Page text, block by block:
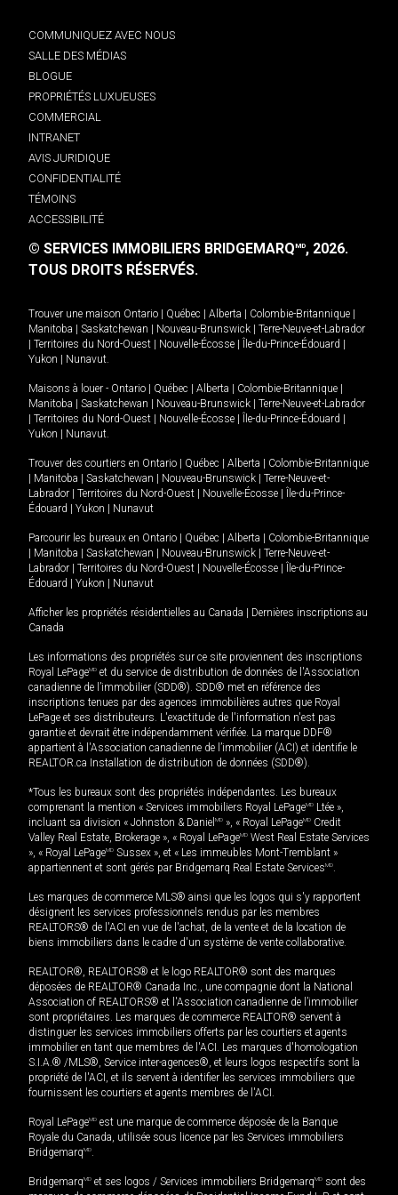
COMMUNIQUEZ AVEC NOUS
SALLE DES MÉDIAS
BLOGUE
PROPRIÉTÉS LUXUEUSES
COMMERCIAL
INTRANET
AVIS JURIDIQUE
CONFIDENTIALITÉ
TÉMOINS
ACCESSIBILITÉ
© SERVICES IMMOBILIERS BRIDGEMARQMD, 2026.
TOUS DROITS RÉSERVÉS.
Trouver une maison Ontario Québec Alberta Colombie-Britannique
Manitoba
Saskatchewan Nouveau-Brunswick
Terre-Neuve-et-Labrador
Territoires du Nord-Ouest Nouvelle-Écosse Île-du-Prince-Édouard
Yukon
Nunavut.
Maisons à louer - Ontario Québec Alberta Colombie-Britannique
Manitoba
Saskatchewan Nouveau-Brunswick
Terre-Neuve-et-Labrador
Territoires du Nord-Ouest Nouvelle-Écosse Île-du-Prince-Édouard
Yukon
Nunavut.
Trouver des courtiers en Ontario Québec Alberta
Colombie-Britannique
Manitoba Saskatchewan Nouveau-Brunswick
Terre-Neuve-et-
Labrador
Territoires du Nord-Ouest Nouvelle-Écosse
Île-du-Prince-
Édouard
Yukon Nunavut
Parcourir les bureaux en Ontario Québec Alberta
Colombie-Britannique
Manitoba Saskatchewan Nouveau-Brunswick
Terre-Neuve-et-
Labrador
Territoires du Nord-Ouest Nouvelle-Écosse
Île-du-Prince-
Édouard
Yukon Nunavut
Afficher les propriétés résidentielles au Canada
Dernières inscriptions au
Canada
Les informations des propriétés sur ce site proviennent des inscriptions
Royal LePageMD et du service de distribution de données de l'Association
canadienne de l’immobilier (SDD®). SDD® met en référence des
inscriptions tenues par des agences immobilières autres que Royal
LePage et ses distributeurs. L'exactitude de l'information n'est pas
garantie et devrait être indépendamment vérifiée. La marque DDF®
appartient à l'Association canadienne de l’immobilier (ACI) et identifie le
REALTOR.ca Installation de distribution de données (SDD®).
*Tous les bureaux sont des propriétés indépendantes. Les bureaux
comprenant la mention « Services immobiliers Royal LePageMD Ltée »,
incluant sa division « Johnston & Daniel MD », « Royal LePageMD Credit
Valley Real Estate, Brokerage », « Royal LePageMD West Real Estate Services
», « Royal LePageMD Sussex », et « Les immeubles Mont-Tremblant »
appartiennent et sont gérés par Bridgemarq Real Estate ServicesMD.
Les marques de commerce MLS® ainsi que les logos qui s'y rapportent
désignent les services professionnels rendus par les membres
REALTORS® de l'ACI en vue de l'achat, de la vente et de la location de
biens immobiliers dans le cadre d'un système de vente collaborative.
REALTOR®, REALTORS® et le logo REALTOR® sont des marques
déposées de REALTOR® Canada Inc., une compagnie dont la National
Association of REALTORS® et l'Association canadienne de l’immobilier
sont propriétaires. Les marques de commerce REALTOR® servent à
distinguer les services immobiliers offerts par les courtiers et agents
immobilier en tant que membres de l'ACI. Les marques d'homologation
S.I.A.® /MLS®, Service inter-agences®, et leurs logos respectifs sont la
propriété de l'ACI, et ils servent à identifier les services immobiliers que
fournissent les courtiers et agents membres de l'ACI.
Royal LePageMD est une marque de commerce déposée de la Banque
Royale du Canada, utilisée sous licence par les Services immobiliers
BridgemarqMD.
BridgemarqMD et ses logos / Services immobiliers BridgemarqMD sont des